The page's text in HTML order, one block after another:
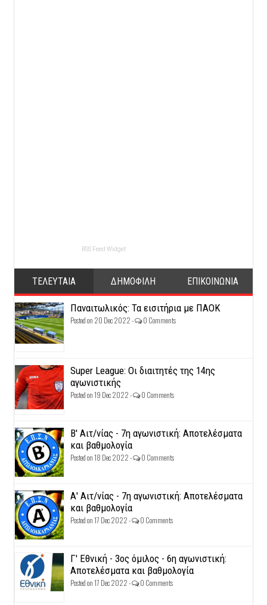
RSS Feed Widget
ΤΕΛΕΥΤΑΙΑ ΔΗΜΟΦΙΛΗ ΕΠΙΚΟΙΝΩΝΙΑ
Παναιτωλικός: Τα εισιτήρια με ΠΑΟΚ
Posted on 20 Dec 2022 - 0 Comments
Super League: Οι διαιτητές της 14ης
αγωνιστικής
Posted on 19 Dec 2022 - 0 Comments
Β' Αιτ/νίας - 7η αγωνιστική: Αποτελέσματα
και βαθμολογία
Posted on 18 Dec 2022 - 0 Comments
Α' Αιτ/νίας - 7η αγωνιστική: Αποτελέσματα
και βαθμολογία
Posted on 17 Dec 2022 - 0 Comments
Γ' Εθνική - 3ος όμιλος - 6η αγωνιστική:
Αποτελέσματα και βαθμολογία
Posted on 17 Dec 2022 - 0 Comments